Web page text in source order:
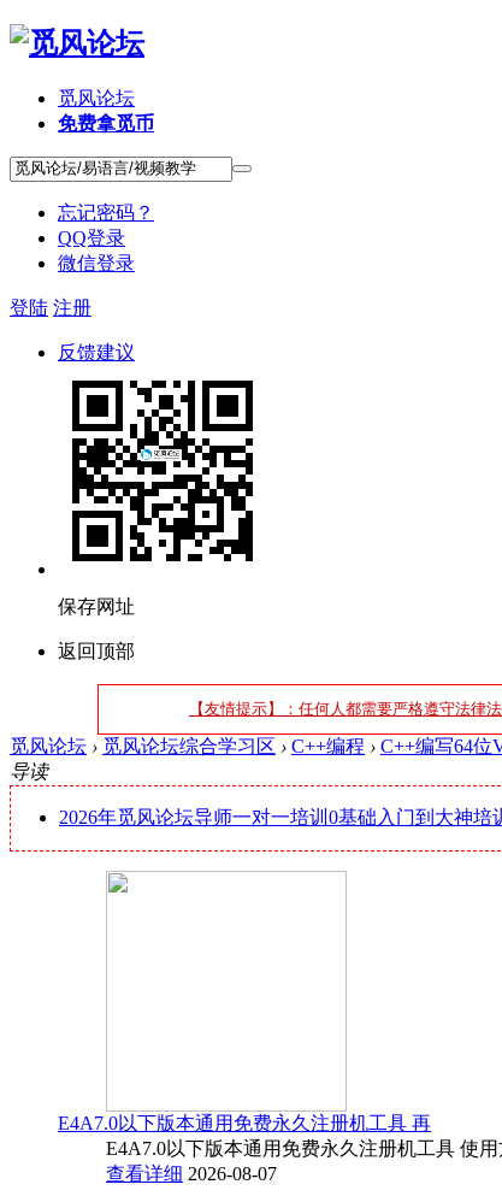
觅风论坛
免费拿觅币
忘记密码？
QQ登录
微信登录
登陆 注册
反馈建议
保存网址
返回顶部
【友情提示】：任何人都需要严格遵守法
觅风论坛 › 觅风论坛综合学习区 › C++编程 › C++编写64位
导读
2026年觅风论坛导师一对一培训0基础入门到大神培
E4A7.0以下版本通用免费永久注册机工具 再
E4A7.0以下版本通用免费永久注册机工具 使
查看详细 2026-08-07